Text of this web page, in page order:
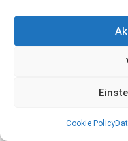
Cookie Policy